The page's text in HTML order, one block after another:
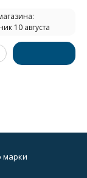
10 августа
марки